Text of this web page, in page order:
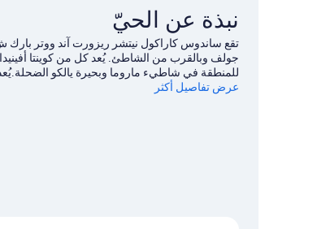
نبذة عن الحيّ
جولف وبالقرب من الشاطئ. يُعد كل من كوينتا
للمنطقة في شاطيء ماروما وبحيرة يالكو
موصى بهما للزيارة.اكتشف المغامرات المائية في
عرض تفاصيل أكثر